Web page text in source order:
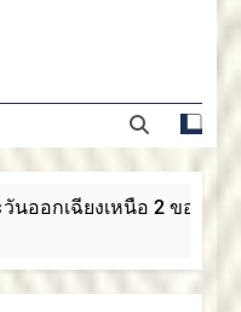
งความยินดี
อกเฉียงเหนือ
าสถาบันผู้ทรง
คุณวุฒิ
น สถาบันการ
กเฉียงเหนือ 2
อกเฉียงเหนือ
แสดงความยินดี
าบันการ
ภาคตะวัน
ออกเฉียง
เหนือ 2
บันการอาชีวศึกษาภาค
อกเฉียงเหนือ 2 ขอแสดงค